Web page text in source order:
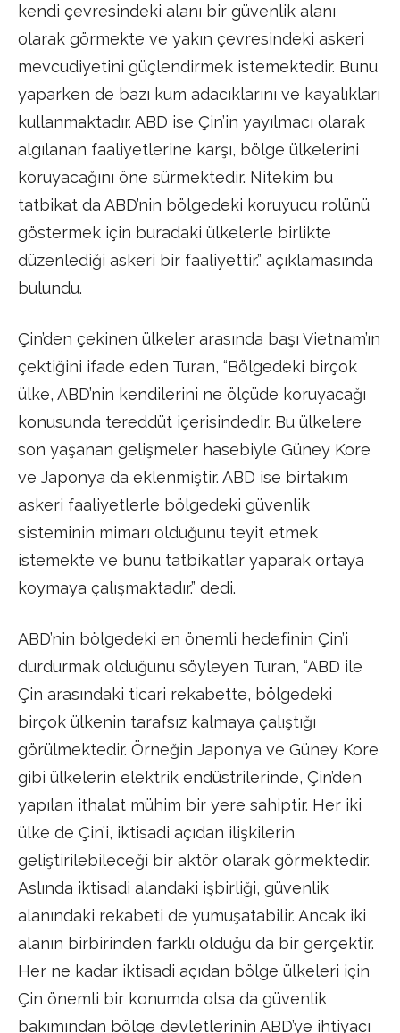
kendi çevresindeki alanı bir güvenlik alanı
olarak görmekte ve yakın çevresindeki askeri
mevcudiyetini güçlendirmek istemektedir. Bunu
yaparken de bazı kum adacıklarını ve kayalıkları
kullanmaktadır. ABD ise Çin’in yayılmacı olarak
algılanan faaliyetlerine karşı, bölge ülkelerini
koruyacağını öne sürmektedir. Nitekim bu
tatbikat da ABD’nin bölgedeki koruyucu rolünü
göstermek için buradaki ülkelerle birlikte
düzenlediği askeri bir faaliyettir.” açıklamasında
bulundu.
Çin’den çekinen ülkeler arasında başı Vietnam’ın
çektiğini ifade eden Turan, “Bölgedeki birçok
ülke, ABD’nin kendilerini ne ölçüde koruyacağı
konusunda tereddüt içerisindedir. Bu ülkelere
son yaşanan gelişmeler hasebiyle Güney Kore
ve Japonya da eklenmiştir. ABD ise birtakım
askeri faaliyetlerle bölgedeki güvenlik
sisteminin mimarı olduğunu teyit etmek
istemekte ve bunu tatbikatlar yaparak ortaya
koymaya çalışmaktadır.” dedi.
ABD’nin bölgedeki en önemli hedefinin Çin’i
durdurmak olduğunu söyleyen Turan, “ABD ile
Çin arasındaki ticari rekabette, bölgedeki
birçok ülkenin tarafsız kalmaya çalıştığı
görülmektedir. Örneğin Japonya ve Güney Kore
gibi ülkelerin elektrik endüstrilerinde, Çin’den
yapılan ithalat mühim bir yere sahiptir. Her iki
ülke de Çin’i, iktisadi açıdan ilişkilerin
geliştirilebileceği bir aktör olarak görmektedir.
Aslında iktisadi alandaki işbirliği, güvenlik
alanındaki rekabeti de yumuşatabilir. Ancak iki
alanın birbirinden farklı olduğu da bir gerçektir.
Her ne kadar iktisadi açıdan bölge ülkeleri için
Çin önemli bir konumda olsa da güvenlik
bakımından bölge devletlerinin ABD’ye ihtiyacı